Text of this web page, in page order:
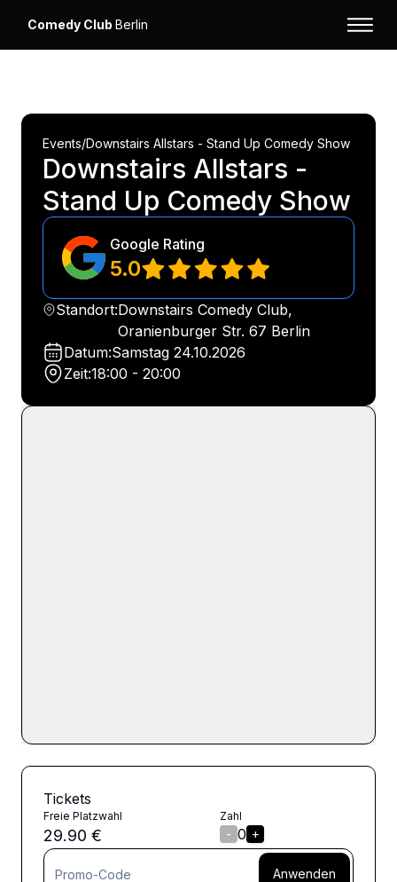
Comedy Club Berlin
Events/Downstairs Allstars - Stand Up Comedy Show
Downstairs Allstars -
Stand Up Comedy Show
Google Rating
5.0
Standort:Downstairs Comedy Club,
Oranienburger Str. 67 Berlin
Datum:Samstag 24.10.2026
Zeit:18:00 - 20:00
Tickets
Freie Platzwahl
29.90 €
Zahl
- 0 +
Anwenden